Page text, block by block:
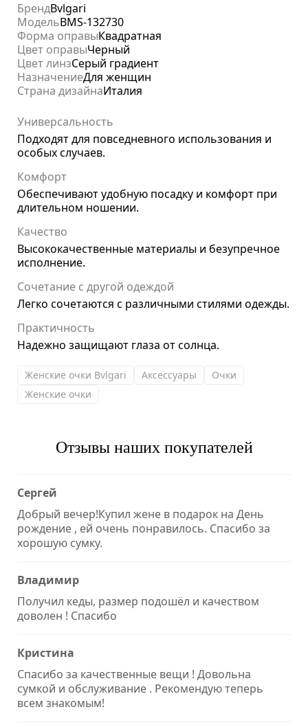
БрендBvlgari
МодельBMS-132730
Форма оправыКвадратная
Цвет оправыЧерный
Цвет линзСерый градиент
НазначениеДля женщин
Страна дизайнаИталия
Универсальность
Подходят для повседневного использования и
особых случаев.
Комфорт
Обеспечивают удобную посадку и комфорт при
длительном ношении.
Качество
Высококачественные материалы и безупречное
исполнение.
Сочетание с другой одеждой
Легко сочетаются с различными стилями одежды.
Практичность
Надежно защищают глаза от солнца.
Женские очки Bvlgari Аксессуары
Очки
Женские очки
Отзывы наших покупателей
Сергей
Добрый вечер!Купил жене в подарок на День
рождение , ей очень понравилось. Спасибо за
хорошую сумку.
Владимир
Получил кеды, размер подошёл и качеством
доволен ! Спасибо
Кристина
Спасибо за качественные вещи ! Довольна
сумкой и обслуживание . Рекомендую теперь
всем знакомым!